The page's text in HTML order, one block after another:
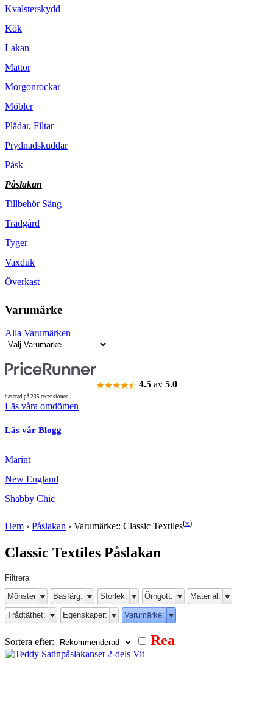
Kvalsterskydd
Kök
Lakan
Mattor
Morgonrockar
Möbler
Plädar, Filtar
Prydnadskuddar
Påsk
Påslakan
Tillbehör Säng
Trädgård
Tyger
Vaxduk
Överkast
Varumärke
Alla Varumärken
4.5 av 5.0
baserad på 235 recensioner
Läs våra omdömen
Läs vår Blogg
Marint
New England
Shabby Chic
Hem › Påslakan › Varumärke:: Classic Textiles(x)
Classic Textiles Påslakan
Filtrera
Mönster
Basfärg: Storlek: Örngott: Material:
Trådtäthet: Egenskaper: Varumärke:
Sortera efter: Rea